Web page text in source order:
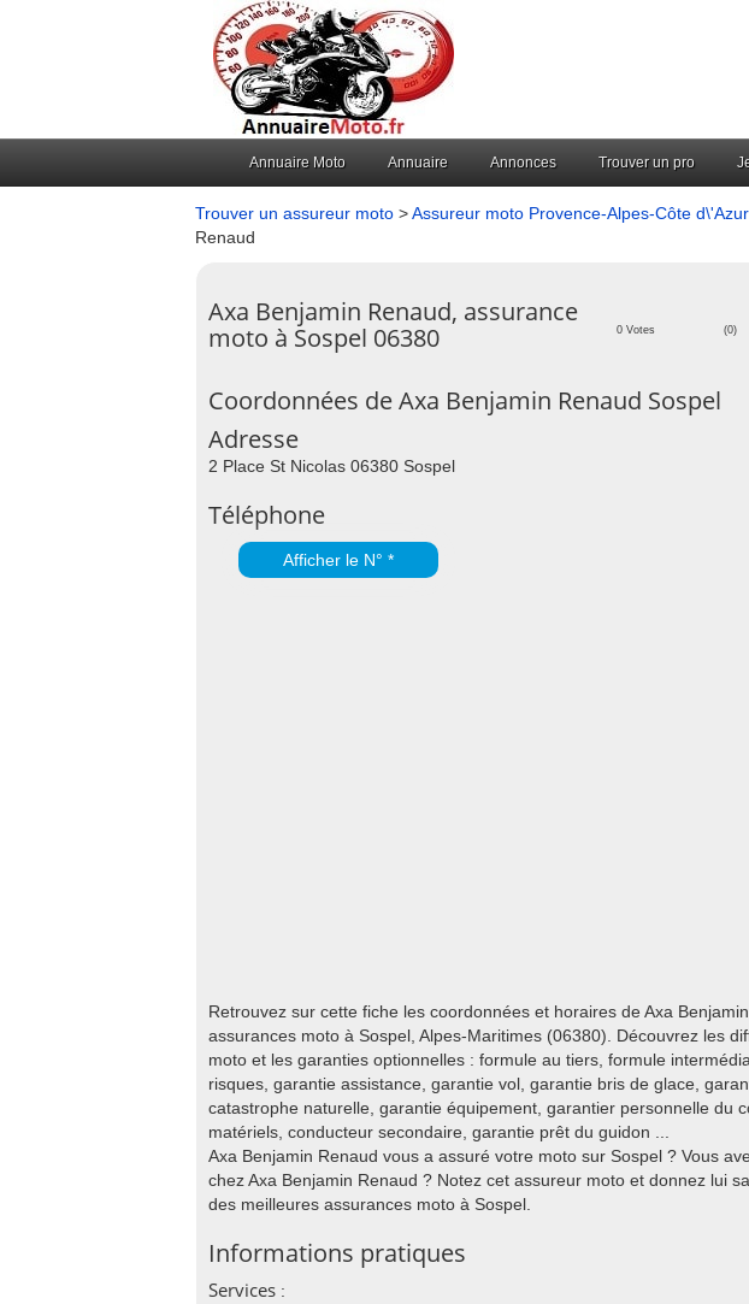
Annuaire Moto Annuaire Annonces Trouver un pro
Trouver un assureur moto >Assureur moto Provence-Alpes-Côte d\'Azur
Renaud
Axa Benjamin Renaud, assurance
moto à Sospel 06380
0 Votes (0)
Coordonnées de Axa Benjamin Renaud Sospel
Adresse
2 Place St Nicolas 06380 Sospel
Téléphone
Afficher le N° *
Retrouvez sur cette fiche les coordonnées et horaires de Axa
assurances moto à Sospel, Alpes-Maritimes (06380). Découvrez les
moto et les garanties optionnelles : formule au tiers, formule
risques, garantie assistance, garantie vol, garantie bris de glace,
catastrophe naturelle, garantie équipement, garantier personnelle du
matériels, conducteur secondaire, garantie prêt du guidon ...
Axa Benjamin Renaud vous a assuré votre moto sur Sospel ? Vous
chez Axa Benjamin Renaud ? Notez cet assureur moto et donnez lui
des meilleures assurances moto à Sospel.
Informations pratiques
Services :